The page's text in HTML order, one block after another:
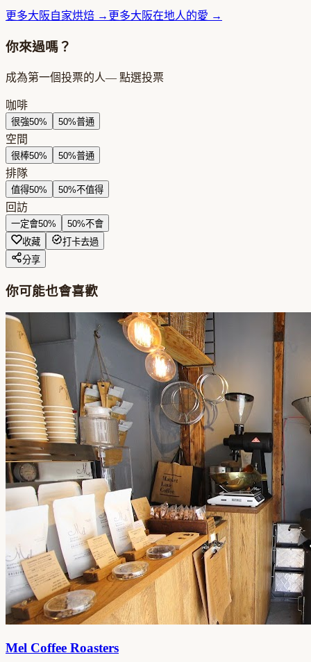
更多大阪自家烘焙 → 更多大阪在地人的愛 →
你來過嗎？
成為第一個投票的人— 點選投票
咖啡
很強50% 50%普通
空間
很棒50% 50%普通
排隊
值得50% 50%不值得
回訪
一定會50% 50%不會
收藏
打卡去過
分享
你可能也會喜歡
Mel Coffee Roasters